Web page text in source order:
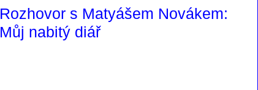
Rozhovor s Matyášem Novákem:
Můj nabitý diář